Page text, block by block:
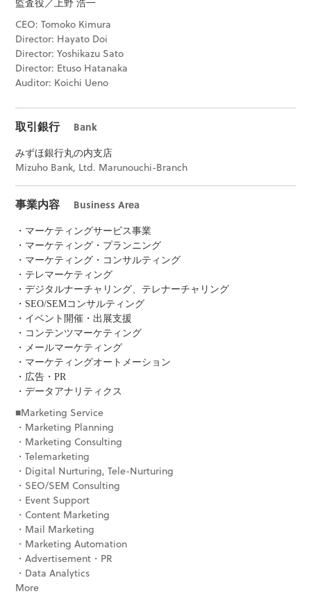
監査役／上野 浩一
CEO: Tomoko Kimura
Director: Hayato Doi
Director: Yoshikazu Sato
Director: Etuso Hatanaka
Auditor: Koichi Ueno
取引銀行 Bank
みずほ銀行丸の内支店
Mizuho Bank, Ltd. Marunouchi-Branch
事業内容 Business Area
・マーケティングサービス事業
・マーケティング・プランニング
・マーケティング・コンサルティング
・テレマーケティング
・デジタルナーチャリング、テレナーチャリング
・SEO/SEMコンサルティング
・イベント開催・出展支援
・コンテンツマーケティング
・メールマーケティング
・マーケティングオートメーション
・広告・PR
・データアナリティクス
■Marketing Service
・Marketing Planning
・Marketing Consulting
・Telemarketing
・Digital Nurturing, Tele-Nurturing
・SEO/SEM Consulting
・Event Support
・Content Marketing
・Mail Marketing
・Marketing Automation
・Advertisement・PR
・Data Analytics
More